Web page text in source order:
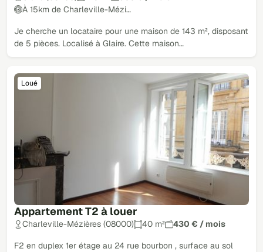
À 15km de Charleville-Mézi…
Je cherche un locataire pour une maison de 143 m², disposant
de 5 pièces. Localisé à Glaire. Cette maison…
Appartement T2 à louer
Loué
Charleville-Mézières (08000) 40 m² 430 € / mois
F2 en duplex 1er étage au 24 rue bourbon , surface au sol